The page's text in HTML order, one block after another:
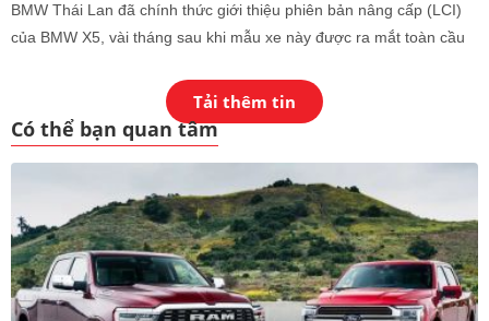
BMW Thái Lan đã chính thức giới thiệu phiên bản nâng cấp (LCI)
của BMW X5, vài tháng sau khi mẫu xe này được ra mắt toàn cầu
Tải thêm tin
Có thể bạn quan tâm